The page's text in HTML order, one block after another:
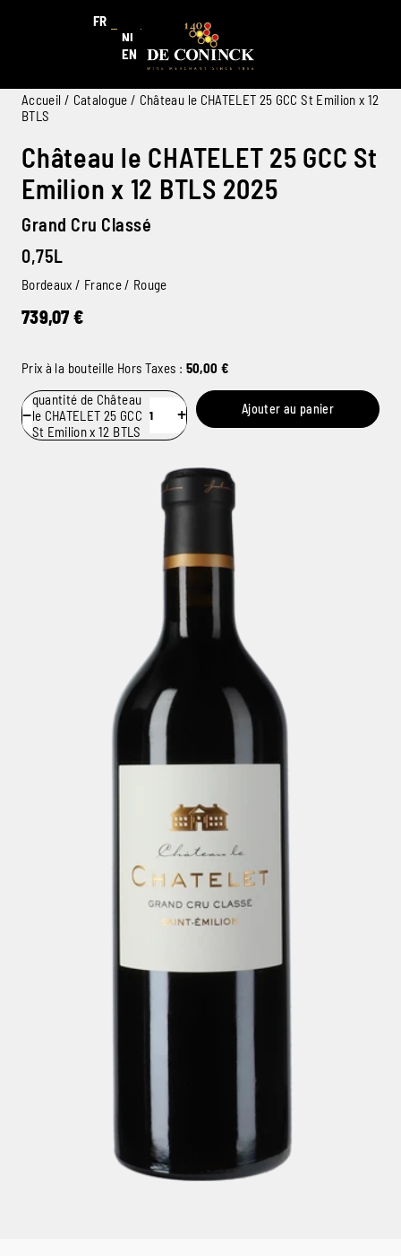
FR
NL
EN
Accueil / Catalogue / Château le CHATELET 25 GCC St Emilion x 12
BTLS
Château le CHATELET 25 GCC St
Emilion x 12 BTLS 2025
Grand Cru Classé
0,75L
Bordeaux / France / Rouge
739,07 €
Prix à la bouteille Hors Taxes : 50,00 €
−
quantité de Château
le CHATELET 25 GCC
St Emilion x 12 BTLS
+ Ajouter au panier